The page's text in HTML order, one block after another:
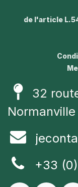
de l'article
32
+33